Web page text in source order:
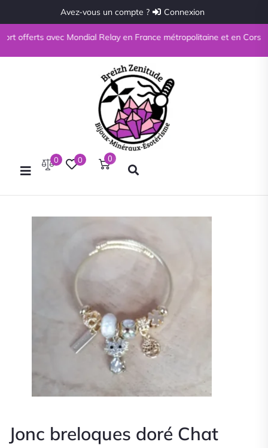
Avez-vous un compte ? Connexion
offerts avec Mondial Relay en France métropolitaine et en Corse
0 0 0
Jonc breloques doré Chat